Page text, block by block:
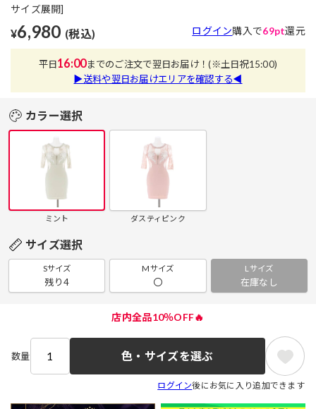
サイズ展開]
¥6,980 (税込) ログイン購入で69pt還元
平日16:00までのご注文で翌日お届け！(※土日祝15:00)
▶送料や翌日お届けエリアを確認する◀
カラー選択
ミント ダスティピンク
サイズ選択
Sサイズ
残り4
Mサイズ
〇
Lサイズ
在庫なし
店内全品10％OFF🔥
数量 色・サイズを選ぶ
ログイン後にお気に入り追加できます